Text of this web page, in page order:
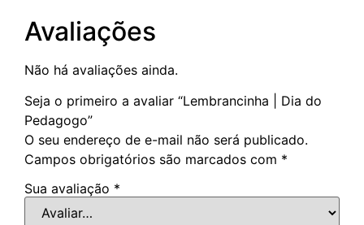
Avaliações
Não há avaliações ainda.
Seja o primeiro a avaliar “Lembrancinha | Dia do
Pedagogo”
O seu endereço de e-mail não será publicado.
Campos obrigatórios são marcados com *
Sua avaliação *